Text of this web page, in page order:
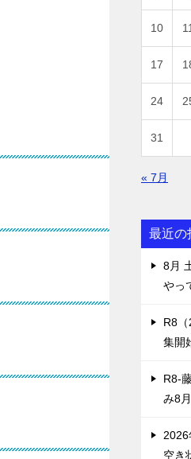
10 11
17
24
31
« 7月
最近の
8月
やっ
R8
集開
R8-
み8
空き